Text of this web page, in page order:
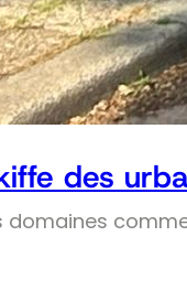
des
domaines